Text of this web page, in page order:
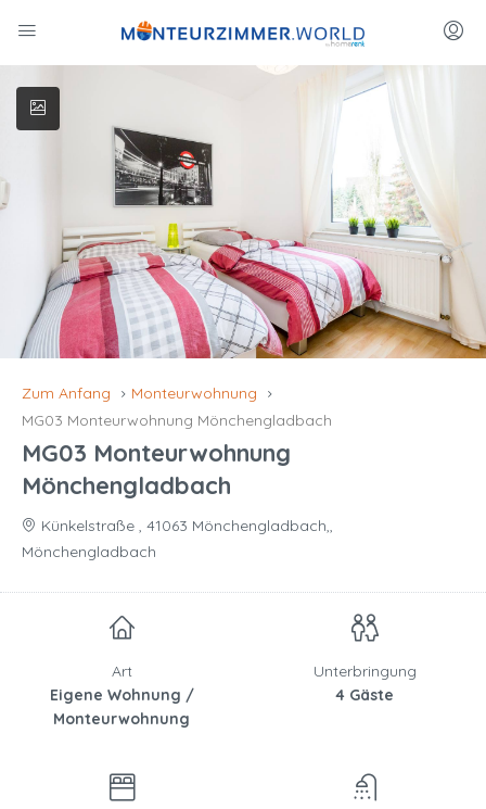
Zum Anfang
Monteurwohnung
MG03 Monteurwohnung Mönchengladbach
MG03 Monteurwohnung
Mönchengladbach
Künkelstraße , 41063 Mönchengladbach,,
Mönchengladbach
Art
Eigene Wohnung /
Monteurwohnung
Unterbringung
4 Gäste